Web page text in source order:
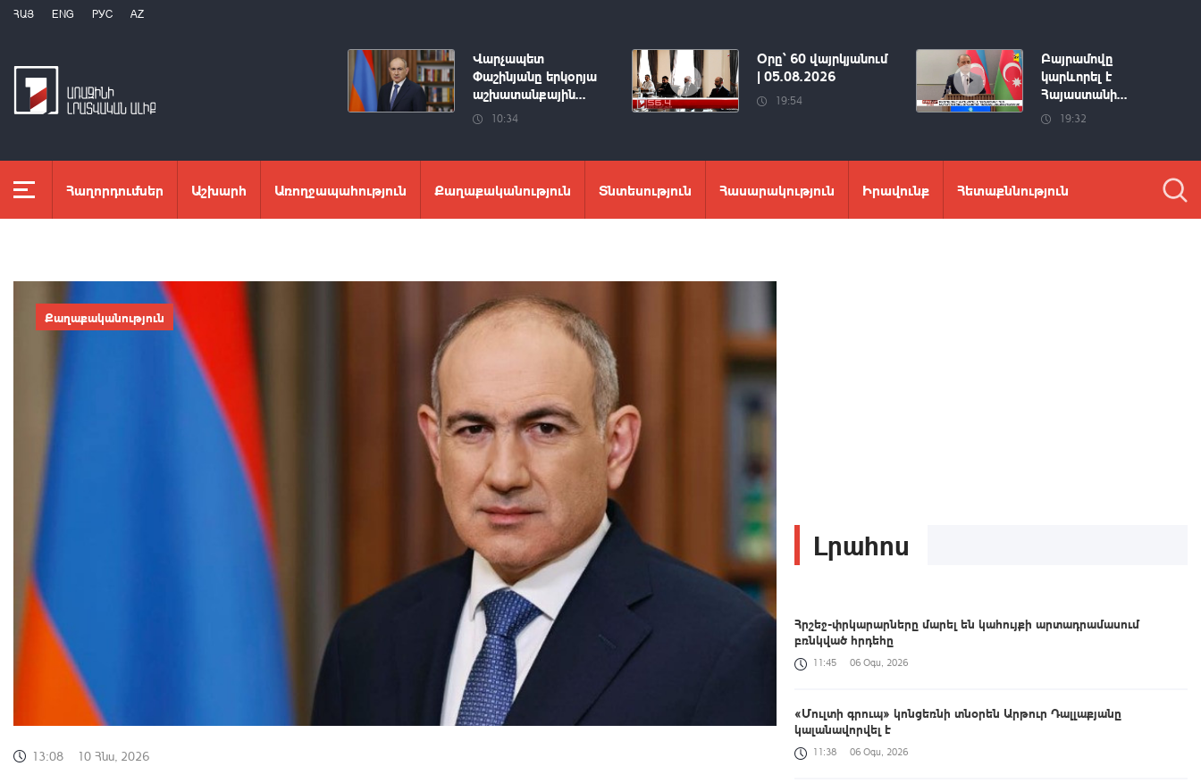
ՀԱՅ ENG РУС AZ
Վարչապետ
Փաշինյանը երկօրյա
աշխատանքային...
10:34
Օրը՝ 60 վայրկյանում
| 05.08.2026
19:54
Բայրամովը
կարևորել է
Հայաստանի...
19:32
Հաղորդումներ Աշխարհ Առողջապահություն Քաղաքականություն Տնտեսություն Հասարակություն Իրավունք Հետաքննություն
Քաղաքականություն
13:08 10 Հնս, 2026
Լրահոս
Հրշեջ-փրկարարները մարել են կահույքի արտադրամասում
բռնկված հրդեհը
11:45 06 Օգս, 2026
«Մուլտի գրուպ» կոնցեռնի տնօրեն Արթուր Դալլաքյանը
կալանավորվել է
11:38 06 Օգս, 2026